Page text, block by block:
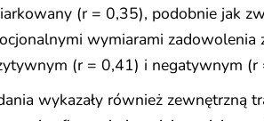
(r = 0,35), podobnie jak
wymiarami zadowolenia
(r = 0,41) i negatywnym (r
wykazały również zewnętrzną